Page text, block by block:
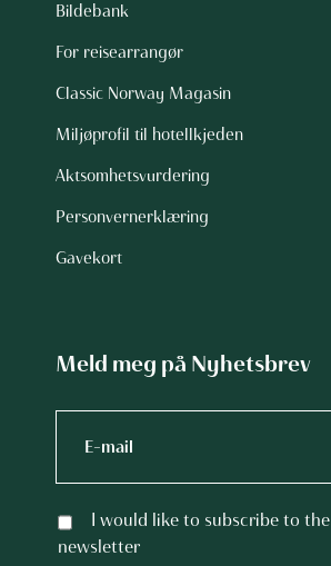
Bildebank
For reisearrangør
Classic Norway Magasin
Miljøprofil til hotellkjeden
Aktsomhetsvurdering
Personvernerklæring
Gavekort
Meld meg på Nyhetsbrev
I would like to subscribe to the
newsletter